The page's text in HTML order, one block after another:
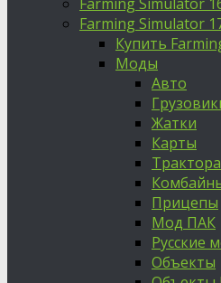
Farming Simulator
Купить
Моды
Авто
Жатки
Карты
Трактора
Прицепы
Мод ПАК
Русские
Объекты